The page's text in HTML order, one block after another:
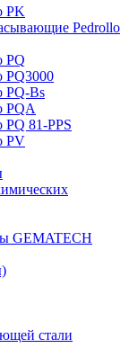
PK
Pedrollo
PQ
PQ3000
PQ-Bs
PQA
81-PPS
PV
GEMATECH
стали